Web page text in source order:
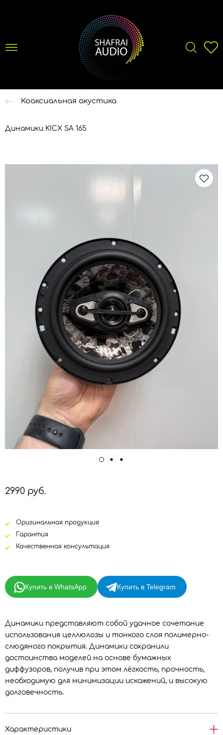
Коаксиальная акустика
Динамики KICX SA 165
2990 руб.
Оригинальная продукция
Гарантия
Качественная консультация
Купить в WhatsApp Купить в Telegram
Динамики представляют собой удачное сочетание
использования целлюлозы и тонкого слоя полимерно-
слюдяного покрытия. Динамики сохранили
достоинства моделей на основе бумажных
диффузоров, получив при этом лёгкость, прочность,
необходимую для минимизации искажений, и высокую
долговечность.
Характеристики